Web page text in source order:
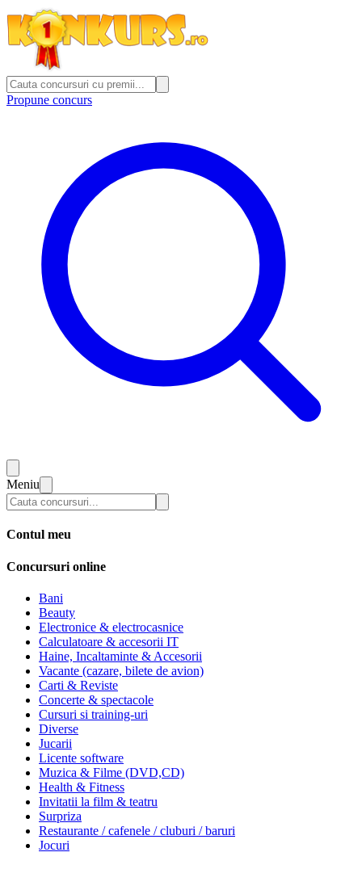
Propune concurs
Meniu
Contul meu
Concursuri online
Bani
Beauty
Electronice & electrocasnice
Calculatoare & accesorii IT
Haine, Incaltaminte & Accesorii
Vacante (cazare, bilete de avion)
Carti & Reviste
Concerte & spectacole
Cursuri si training-uri
Diverse
Jucarii
Licente software
Muzica & Filme (DVD,CD)
Health & Fitness
Invitatii la film & teatru
Surpriza
Restaurante / cafenele / cluburi / baruri
Jocuri